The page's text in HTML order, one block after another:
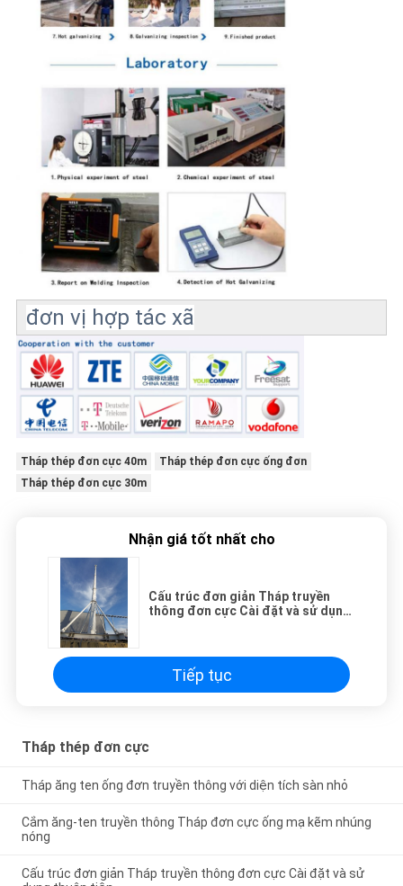
đơn vị hợp tác xã
Tháp thép đơn cực 40m
Tháp thép đơn cực ống đơn
Tháp thép đơn cực 30m
Nhận giá tốt nhất cho
Cấu trúc đơn giản Tháp truyền
thông đơn cực Cài đặt và sử dụng
Tiếp tục
Tháp thép đơn cực
Tháp ăng ten ống đơn truyền thông với diện tích sàn nhỏ
Cắm ăng-ten truyền thông Tháp đơn cực ống mạ kẽm nhúng
nóng
Cấu trúc đơn giản Tháp truyền thông đơn cực Cài đặt và sử